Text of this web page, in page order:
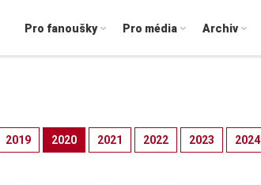
Pro fanoušky Pro média Archiv
2019 2020 2021 2022 2023 2024